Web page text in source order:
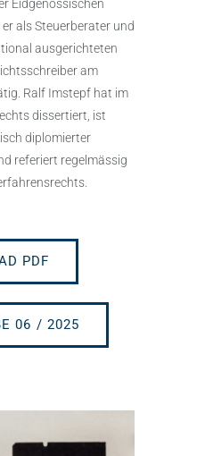
Eidgenössischen
als Steuerberater und
ausgerichteten
am
Ralf Imstepf hat im
dissertiert, ist
diplomierter
referiert regelmässig
PDF
06 / 2025